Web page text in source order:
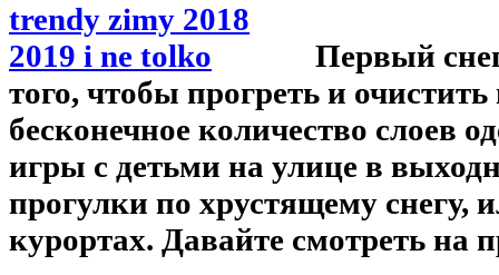
Первый
того, чтобы прогреть и
бесконечное количество слоев
игры с детьми на улице в
прогулки по хрустящему снегу,
курортах. Давайте смотреть на